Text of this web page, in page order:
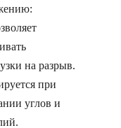
на разрыв.
при
углов и